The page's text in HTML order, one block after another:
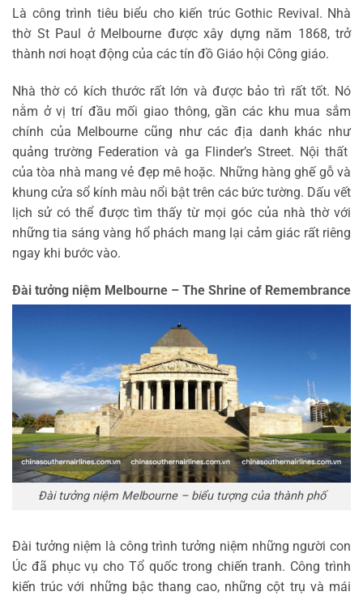
Là công trình tiêu biểu cho kiến ​​trúc Gothic Revival. Nhà
thờ St Paul ở Melbourne được xây dựng năm 1868, trở
thành nơi hoạt động của các tín đồ Giáo hội Công giáo.
Nhà thờ có kích thước rất lớn và được bảo trì rất tốt. Nó
nằm ở vị trí đầu mối giao thông, gần các khu mua sắm
chính của Melbourne cũng như các địa danh khác như
quảng trường Federation và ga Flinder’s Street. Nội thất
của tòa nhà mang vẻ đẹp mê hoặc. Những hàng ghế gỗ và
khung cửa sổ kính màu nổi bật trên các bức tường. Dấu vết
lịch sử có thể được tìm thấy từ mọi góc của nhà thờ với
những tia sáng vàng hổ phách mang lại cảm giác rất riêng
ngay khi bước vào.
Đài tưởng niệm Melbourne – The Shrine of Remembrance
Đài tưởng niệm Melbourne – biểu tượng của thành phố
Đài tưởng niệm là công trình tưởng niệm những người con
Úc đã phục vụ cho Tổ quốc trong chiến tranh. Công trình
kiến trúc với những bậc thang cao, những cột trụ và mái